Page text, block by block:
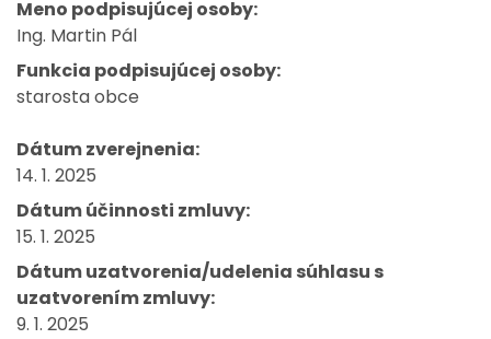
Meno podpisujúcej osoby:
Ing. Martin Pál
Funkcia podpisujúcej osoby:
starosta obce
Dátum zverejnenia:
14. 1. 2025
Dátum účinnosti zmluvy:
15. 1. 2025
Dátum uzatvorenia/udelenia súhlasu s
uzatvorením zmluvy:
9. 1. 2025